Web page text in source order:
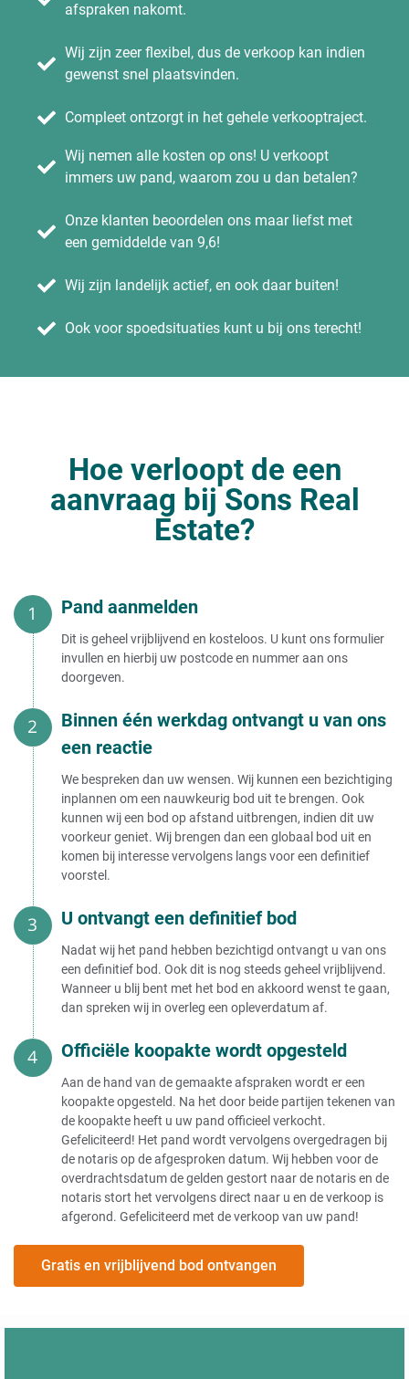
afspraken nakomt.
Wij zijn zeer flexibel, dus de verkoop kan indien
gewenst snel plaatsvinden.
Compleet ontzorgt in het gehele verkooptraject.
Wij nemen alle kosten op ons! U verkoopt
immers uw pand, waarom zou u dan betalen?
Onze klanten beoordelen ons maar liefst met
een gemiddelde van 9,6!
Wij zijn landelijk actief, en ook daar buiten!
Ook voor spoedsituaties kunt u bij ons terecht!
Hoe verloopt de een
aanvraag bij Sons Real
Estate?
Pand aanmelden
Dit is geheel vrijblijvend en kosteloos. U kunt ons formulier
invullen en hierbij uw postcode en nummer aan ons
doorgeven.
Binnen één werkdag ontvangt u van ons
een reactie
We bespreken dan uw wensen. Wij kunnen een bezichtiging
inplannen om een nauwkeurig bod uit te brengen. Ook
kunnen wij een bod op afstand uitbrengen, indien dit uw
voorkeur geniet. Wij brengen dan een globaal bod uit en
komen bij interesse vervolgens langs voor een definitief
voorstel.
U ontvangt een definitief bod
Nadat wij het pand hebben bezichtigd ontvangt u van ons
een definitief bod. Ook dit is nog steeds geheel vrijblijvend.
Wanneer u blij bent met het bod en akkoord wenst te gaan,
dan spreken wij in overleg een opleverdatum af.
Officiële koopakte wordt opgesteld
Aan de hand van de gemaakte afspraken wordt er een
koopakte opgesteld. Na het door beide partijen tekenen van
de koopakte heeft u uw pand officieel verkocht.
Gefeliciteerd! Het pand wordt vervolgens overgedragen bij
de notaris op de afgesproken datum. Wij hebben voor de
overdrachtsdatum de gelden gestort naar de notaris en de
notaris stort het vervolgens direct naar u en de verkoop is
afgerond. Gefeliciteerd met de verkoop van uw pand!
Gratis en vrijblijvend bod ontvangen